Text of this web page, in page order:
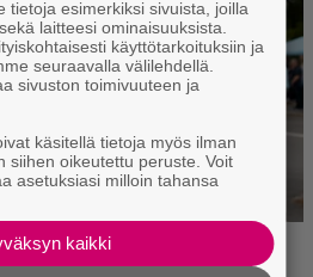
tietoja esimerkiksi sivuista, joilla
laitteesi ominaisuuksista.
käyttötarkoituksiin ja
seuraavalla välilehdellä.
sivuston toimivuuteen ja
käsitellä tietoja myös ilman
siihen oikeutettu peruste. Voit
asetuksiasi milloin tahansa
kaikki